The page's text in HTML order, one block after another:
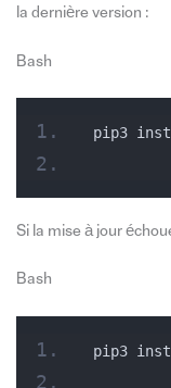
la dernière version :
Bash
pip3
Si la mise à jour
Bash
pip3